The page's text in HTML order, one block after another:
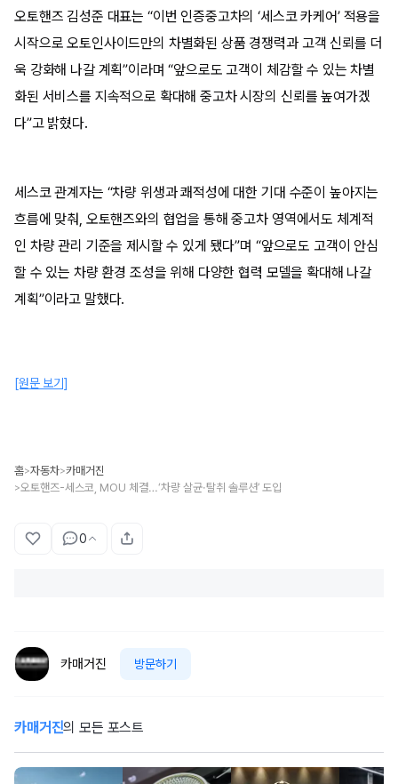
오토핸즈 김성준 대표는 “이번 인증중고차의 ‘세스코 카케어’ 적용을
시작으로 오토인사이드만의 차별화된 상품 경쟁력과 고객 신뢰를 더
욱 강화해 나갈 계획”이라며 “앞으로도 고객이 체감할 수 있는 차별
화된 서비스를 지속적으로 확대해 중고차 시장의 신뢰를 높여가겠
다”고 밝혔다.
세스코 관계자는 “차량 위생과 쾌적성에 대한 기대 수준이 높아지는
흐름에 맞춰, 오토핸즈와의 협업을 통해 중고차 영역에서도 체계적
인 차량 관리 기준을 제시할 수 있게 됐다”며 “앞으로도 고객이 안심
할 수 있는 차량 환경 조성을 위해 다양한 협력 모델을 확대해 나갈
계획”이라고 말했다.
[원문 보기]
홈>자동차>카매거진
>오토핸즈-세스코, MOU 체결…‘차량 살균·탈취 솔루션’ 도입
0
카매거진 방문하기
카매거진의 모든 포스트